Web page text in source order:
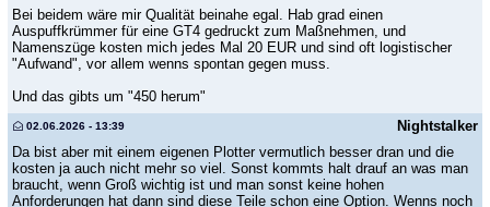
Bei beidem wäre mir Qualität beinahe egal. Hab grad einen
Auspuffkrümmer für eine GT4 gedruckt zum Maßnehmen, und
Namenszüge kosten mich jedes Mal 20 EUR und sind oft logistischer
"Aufwand", vor allem wenns spontan gegen muss.
Und das gibts um "450 herum"
Nightstalker
02.06.2026 - 13:39
Da bist aber mit einem eigenen Plotter vermutlich besser dran und die
kosten ja auch nicht mehr so viel. Sonst kommts halt drauf an was man
braucht, wenn Groß wichtig ist und man sonst keine hohen
Anforderungen hat dann sind diese Teile schon eine Option. Wenns noch